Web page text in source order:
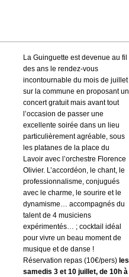
La Guinguette est devenue au fil
des ans le rendez-vous
incontournable du mois de juillet
sur la commune en proposant un
concert gratuit mais avant tout
l’occasion de passer une
excellente soirée dans un lieu
particulièrement agréable, sous
les platanes de la place du
Lavoir avec l’orchestre Florence
Olivier. L’accordéon, le chant, le
professionnalisme, conjugués
avec le charme, le sourire et le
dynamisme… accompagnés du
talent de 4 musiciens
expérimentés… ; cocktail idéal
pour vivre un beau moment de
musique et de danse !
Réservation repas (10€/pers) les
samedis 3 et 10 juillet, de 10h à